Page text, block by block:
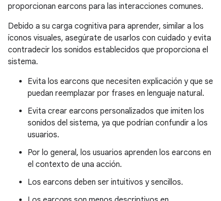
proporcionan earcons para las interacciones comunes.
Debido a su carga cognitiva para aprender, similar a los
íconos visuales, asegúrate de usarlos con cuidado y evita
contradecir los sonidos establecidos que proporciona el
sistema.
Evita los earcons que necesiten explicación y que se
puedan reemplazar por frases en lenguaje natural.
Evita crear earcons personalizados que imiten los
sonidos del sistema, ya que podrían confundir a los
usuarios.
Por lo general, los usuarios aprenden los earcons en
el contexto de una acción.
Los earcons deben ser intuitivos y sencillos.